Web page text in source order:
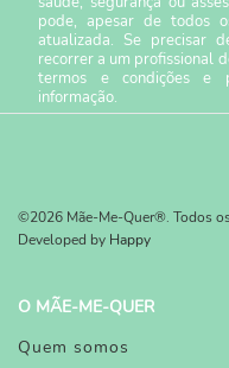
pode, apesar de todos
atualizada. Se precisar
recorrer a um profissional
termos e condiçõese
informação.
©2026 Mãe-Me-Quer®. Todos
Developed by Happy
O MÃE-ME-QUER
Quem somos